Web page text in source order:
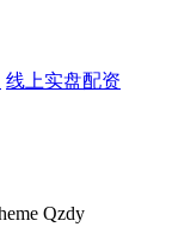
线上实盘配资
Qzdy